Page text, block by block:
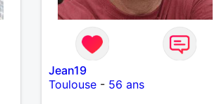
Jean19
Toulouse- 56 ans